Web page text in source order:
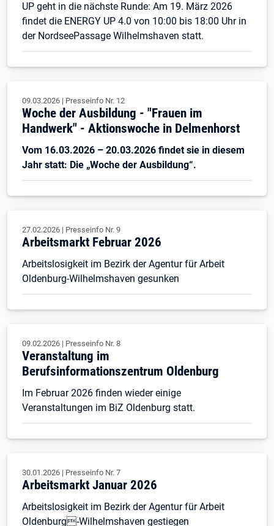
UP geht in die nächste Runde: Am 19. März 2026
findet die ENERGY UP 4.0 von 10:00 bis 18:00 Uhr in
der NordseePassage Wilhelmshaven statt.
09.03.2026 | Presseinfo Nr. 12
Woche der Ausbildung - "Frauen im
Handwerk" - Aktionswoche in Delmenhorst
Vom 16.03.2026 – 20.03.2026 findet sie in diesem
Jahr statt: Die „Woche der Ausbildung“.
27.02.2026 | Presseinfo Nr. 9
Arbeitsmarkt Februar 2026
Arbeitslosigkeit im Bezirk der Agentur für Arbeit
Oldenburg-Wilhelmshaven gesunken
09.02.2026 | Presseinfo Nr. 8
Veranstaltung im
Berufsinformationszentrum Oldenburg
Im Februar 2026 finden wieder einige
Veranstaltungen im BiZ Oldenburg statt.
30.01.2026 | Presseinfo Nr. 7
Arbeitsmarkt Januar 2026
Arbeitslosigkeit im Bezirk der Agentur für Arbeit
Oldenburg-Wilhelmshaven gestiegen